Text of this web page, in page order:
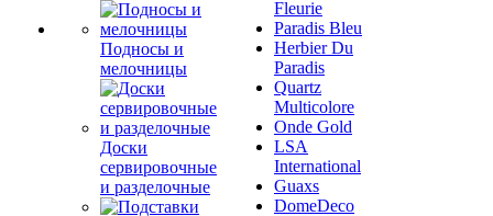
Подносы и
мелочницы
Доски
сервировочные
и разделочные
Fleurie
Paradis Bleu
Herbier Du
Paradis
Quartz
Multicolore
Onde Gold
LSA
International
Guaxs
DomeDeco